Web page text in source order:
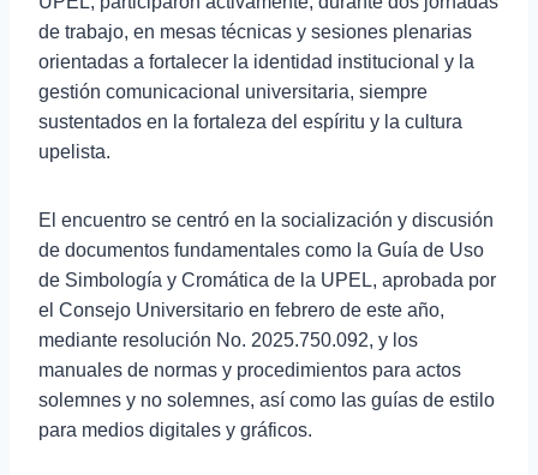
de trabajo, en mesas técnicas y sesiones plenarias
orientadas a fortalecer la identidad institucional y la
gestión comunicacional universitaria, siempre
sustentados en la fortaleza del espíritu y la cultura
upelista.
El encuentro se centró en la socialización y discusión
de documentos fundamentales como la Guía de Uso
de Simbología y Cromática de la UPEL, aprobada por
el Consejo Universitario en febrero de este año,
mediante resolución No. 2025.750.092, y los
manuales de normas y procedimientos para actos
solemnes y no solemnes, así como las guías de estilo
para medios digitales y gráficos.